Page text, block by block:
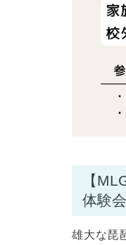
【
体験
雄大な琵